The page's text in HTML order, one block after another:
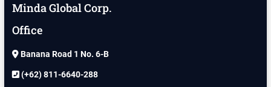
Minda Global Corp.
Office
Banana Road 1 No. 6-B
(+62) 811-6640-288